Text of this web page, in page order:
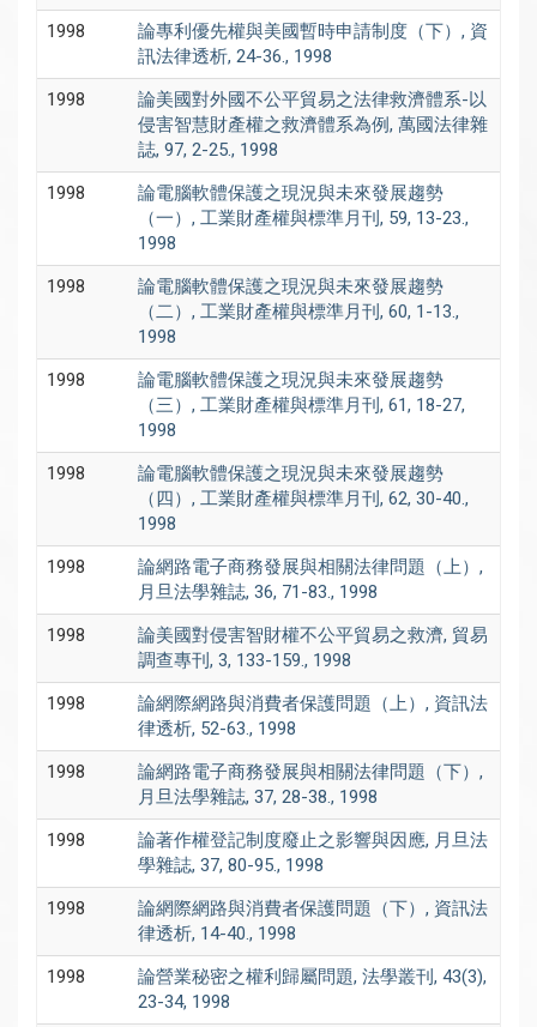
1998
論專利優先權與美國暫時申請制度（下）, 資
訊法律透析, 24-36., 1998
1998
論美國對外國不公平貿易之法律救濟體系-以
侵害智慧財產權之救濟體系為例, 萬國法律雜
誌, 97, 2-25., 1998
1998
論電腦軟體保護之現況與未來發展趨勢
（一）, 工業財產權與標準月刊, 59, 13-23.,
1998
1998
論電腦軟體保護之現況與未來發展趨勢
（二）, 工業財產權與標準月刊, 60, 1-13.,
1998
1998
論電腦軟體保護之現況與未來發展趨勢
（三）, 工業財產權與標準月刊, 61, 18-27,
1998
1998
論電腦軟體保護之現況與未來發展趨勢
（四）, 工業財產權與標準月刊, 62, 30-40.,
1998
1998
論網路電子商務發展與相關法律問題（上）,
月旦法學雜誌, 36, 71-83., 1998
1998
論美國對侵害智財權不公平貿易之救濟, 貿易
調查專刊, 3, 133-159., 1998
1998
論網際網路與消費者保護問題（上）, 資訊法
律透析, 52-63., 1998
1998
論網路電子商務發展與相關法律問題（下）,
月旦法學雜誌, 37, 28-38., 1998
1998
論著作權登記制度廢止之影響與因應, 月旦法
學雜誌, 37, 80-95., 1998
1998
論網際網路與消費者保護問題（下）, 資訊法
律透析, 14-40., 1998
1998
論營業秘密之權利歸屬問題, 法學叢刊, 43(3),
23-34, 1998